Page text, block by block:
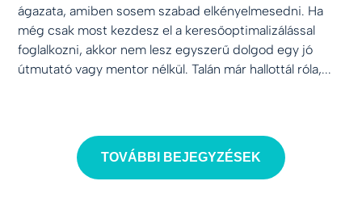
ágazata, amiben sosem szabad elkényelmesedni. Ha
még csak most kezdesz el a keresőoptimalizálással
foglalkozni, akkor nem lesz egyszerű dolgod egy jó
útmutató vagy mentor nélkül. Talán már hallottál róla,...
TOVÁBBI BEJEGYZÉSEK